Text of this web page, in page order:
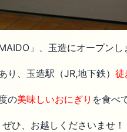
」、玉造にオープンし
り、玉造駅（JR,地下鉄） 徒
の美味しいおにぎり を食べ
ぜひ、お越しくださいませ！